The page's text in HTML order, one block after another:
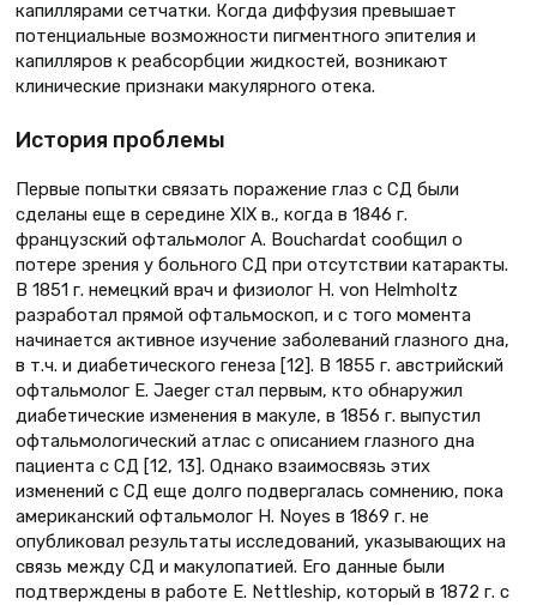
капиллярами сетчатки. Когда диффузия превышает
потенциальные возможности пигментного эпителия и
капилляров к реабсорбции жидкостей, возникают
клинические признаки макулярного отека.
История проблемы
Первые попытки связать поражение глаз с СД были
сделаны еще в середине XIX в., когда в 1846 г.
французский офтальмолог A. Bouchardat сообщил о
потере зрения у больного СД при отсутствии катаракты.
В 1851 г. немецкий врач и физиолог H. von Helmholtz
разработал прямой офтальмоскоп, и с того момента
начинается активное изучение заболеваний глазного дна,
в т.ч. и диабетического генеза [12]. В 1855 г. австрийский
офтальмолог E. Jaeger стал первым, кто обнаружил
диабетические изменения в макуле, в 1856 г. выпустил
офтальмологический атлас с описанием глазного дна
пациента с СД [12, 13]. Однако взаимосвязь этих
изменений с СД еще долго подвергалась сомнению, пока
американский офтальмолог H. Noyes в 1869 г. не
опубликовал результаты исследований, указывающих на
связь между СД и макулопатией. Его данные были
подтверждены в работе E. Nettleship, который в 1872 г. с